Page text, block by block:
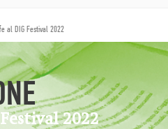
al DIG Festival 2022
2022